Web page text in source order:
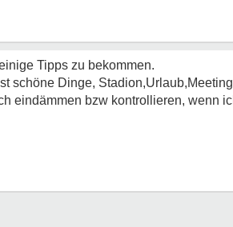
Tipps zu bekommen.
schöne Dinge,
eindämmen bzw kontrollieren, wenn